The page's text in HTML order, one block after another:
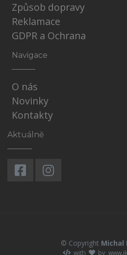
Způsob dopravy
Reklamace
GDPR a Ochrana
Navigace
O nás
Novinky
Kontakty
Aktuálně
© Copyright Michal
with by